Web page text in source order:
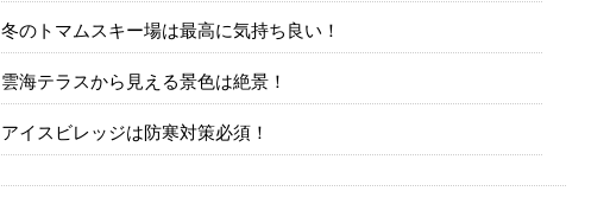
冬のトマムスキー場は最高に気持ち良い！
雲海テラスから見える景色は絶景！
アイスビレッジは防寒対策必須！